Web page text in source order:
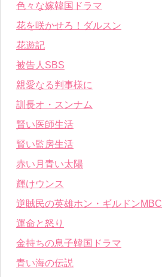
色々な嫁韓国ドラマ
花を咲かせろ！ダルスン
花遊記
被告人SBS
親愛なる判事様に
訓長オ・スンナム
賢い医師生活
賢い監房生活
赤い月青い太陽
輝けウンス
逆賊民の英雄ホン・ギルドンMBC
運命と怒り
金持ちの息子韓国ドラマ
青い海の伝説